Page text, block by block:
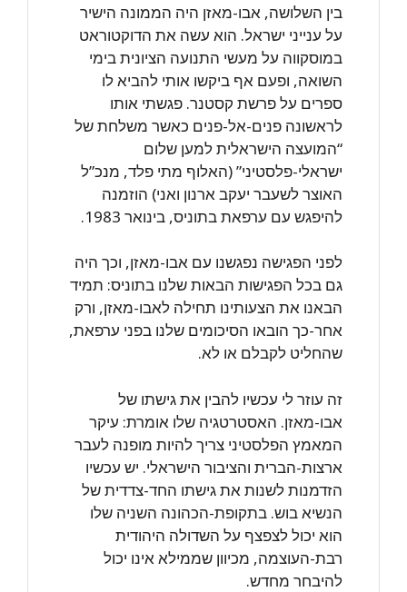
בין השלושה, אבו-מאזן היה הממונה הישיר
על ענייני ישראל. הוא עשה את הדוקטוראט
במוסקווה על מעשי התנועה הציונית בימי
השואה, ופעם אף ביקשו אותי להביא לו
ספרים על פרשת קסטנר. פגשתי אותו
לראשונה פנים-אל-פנים כאשר משלחת של
“המועצה הישראלית למען שלום
ישראלי-פלסטיני” (האלוף מתי פלד, מנכ”ל
האוצר לשעבר יעקב ארנון ואני) הוזמנה
להיפגש עם ערפאת בתוניס, בינואר 1983.
לפני הפגישה נפגשנו עם אבו-מאזן, וכך היה
גם בכל הפגישות הבאות שלנו בתוניס: תמיד
הבאנו את הצעותינו תחילה לאבו-מאזן, ורק
אחר-כך הובאו הסיכומים שלנו בפני ערפאת,
שהחליט לקבלם או לא.
זה עוזר לי עכשיו להבין את גישתו של
אבו-מאזן. האסטרטגיה שלו אומרת: עיקר
המאמץ הפלסטיני צריך להיות מופנה לעבר
ארצות-הברית והציבור הישראלי. יש עכשיו
הזדמנות לשנות את גישתו החד-צדדית של
הנשיא בוש. בתקופת-הכהונה השניה שלו
הוא יכול לצפצף על השדולה היהודית
רבת-העוצמה, מכיוון שממילא אינו יכול
להיבחר מחדש.